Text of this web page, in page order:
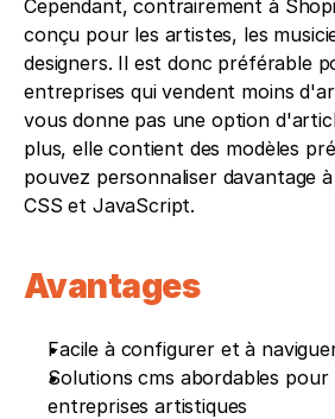
Cependant, contrairement à
conçu pour les artistes, les
designers. Il est donc préférable
entreprises qui vendent moins
vous donne pas une option
plus, elle contient des modèles
pouvez personnaliser davantage
CSS et JavaScript.
Avantages
Facile à configurer et à
Solutions cms abordables pour
entreprises artistiques